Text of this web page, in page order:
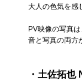
大人の色気を感
PV映像の写真
音と写真の両方
・土佐拓也